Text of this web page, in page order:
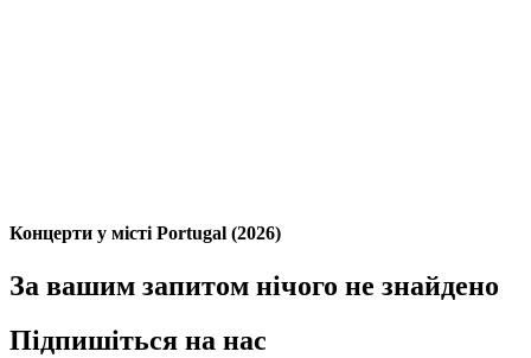
Концерти у місті Portugal (2026)
За вашим запитом нічого не знайдено
Підпишіться на нас